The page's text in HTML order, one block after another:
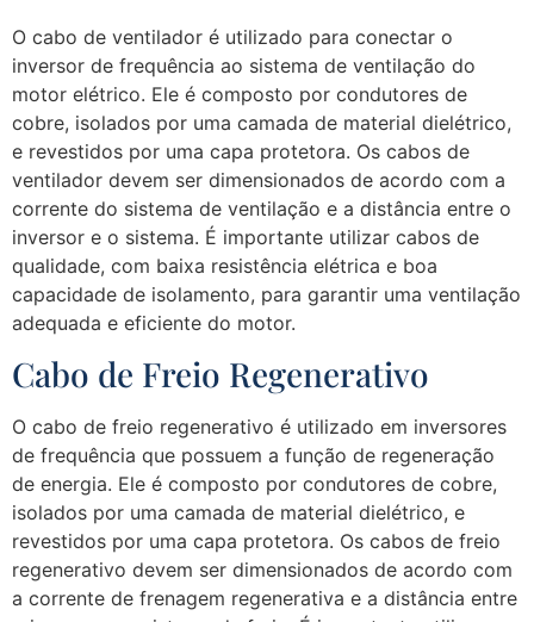
O cabo de ventilador é utilizado para conectar o
inversor de frequência ao sistema de ventilação do
motor elétrico. Ele é composto por condutores de
cobre, isolados por uma camada de material dielétrico,
e revestidos por uma capa protetora. Os cabos de
ventilador devem ser dimensionados de acordo com a
corrente do sistema de ventilação e a distância entre o
inversor e o sistema. É importante utilizar cabos de
qualidade, com baixa resistência elétrica e boa
capacidade de isolamento, para garantir uma ventilação
adequada e eficiente do motor.
Cabo de Freio Regenerativo
O cabo de freio regenerativo é utilizado em inversores
de frequência que possuem a função de regeneração
de energia. Ele é composto por condutores de cobre,
isolados por uma camada de material dielétrico, e
revestidos por uma capa protetora. Os cabos de freio
regenerativo devem ser dimensionados de acordo com
a corrente de frenagem regenerativa e a distância entre